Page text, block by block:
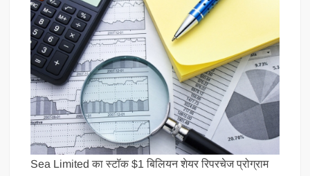
Sea Limited का स्टॉक $1 बिलियन शेयर रिपरचेज प्रोग्राम